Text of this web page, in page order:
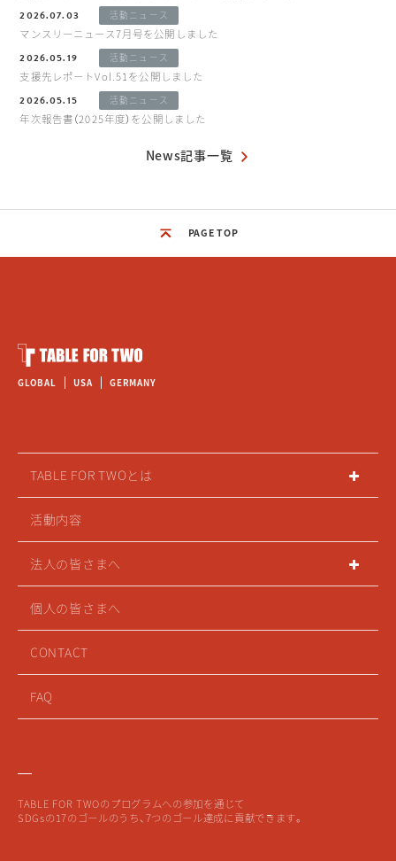
2026.07.03 活動ニュース
マンスリーニュース7月号を公開しました
2026.05.19 活動ニュース
支援先レポートVol.51を公開しました
2026.05.15 活動ニュース
年次報告書（2025年度）を公開しました
News記事一覧
PAGE TOP
GLOBAL USA GERMANY
TABLE FOR TWOとは
活動内容
法人の皆さまへ
個人の皆さまへ
CONTACT
FAQ
TABLE FOR TWOのプログラムへの参加を通じて
SDGsの17のゴールのうち、7つのゴール達成に貢献できます。